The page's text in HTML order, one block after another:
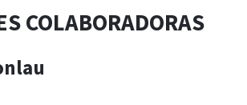
COLABORADORAS